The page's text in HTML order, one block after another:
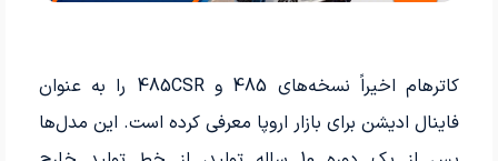
کاترهام اخیراً نسخه‌های 485 و 485CSR را به عنوان
فاینال ادیشن برای بازار اروپا معرفی کرده است. این مدل‌ها